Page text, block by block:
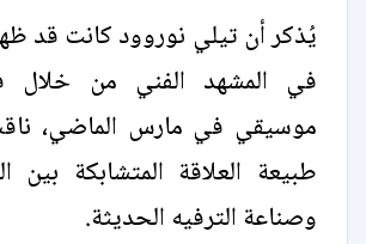
يُذكر أن تيلي نوروود كانت قد
في المشهد الفني من خلال
موسيقي في مارس الماضي،
طبيعة العلاقة المتشابكة بين
وصناعة الترفيه الحديثة.